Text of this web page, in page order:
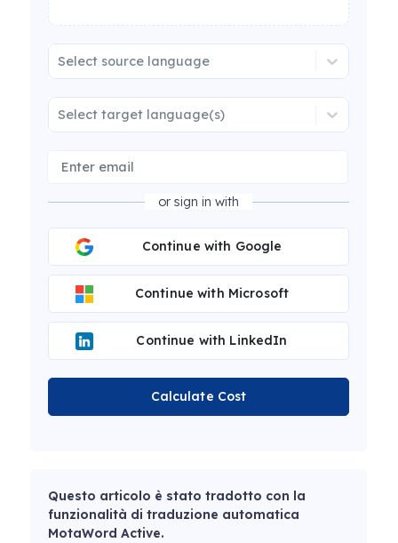
Select source language
Select target language(s)
or sign in with
Continue with Google
Continue with Microsoft
Continue with LinkedIn
Calculate Cost
Questo articolo è stato tradotto con la
funzionalità di traduzione automatica
MotaWord Active.